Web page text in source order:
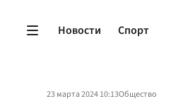
Новости Спорт
23 марта 2024 10:13Общество